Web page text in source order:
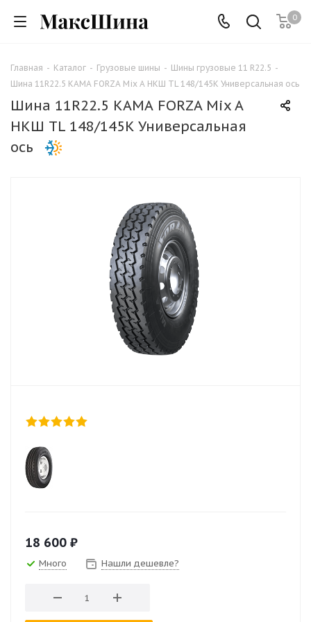
0
Главная - Каталог - Грузовые шины - Шины грузовые 11 R22.5 -
Шина 11R22.5 КАМА FORZA Mix A НКШ ТL 148/145K Универсальная ось
Шина 11R22.5 КАМА FORZA Mix A
НКШ ТL 148/145K Универсальная
ось
18 600 ₽
Много Нашли дешевле?